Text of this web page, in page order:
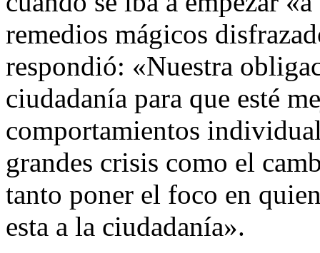
remedios mágicos
respondió: «Nuestra
ciudadanía para que esté
comportamientos
grandes crisis como el
tanto poner el foco en
esta a la ciudadanía».